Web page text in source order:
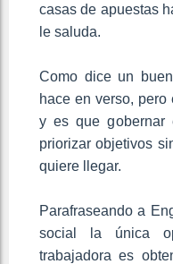
casas de apuestas
le saluda.
Como dice un
hace en verso,
y es que gobernar
priorizar objetivos
quiere llegar.
Parafraseando a
social la única
trabajadora es